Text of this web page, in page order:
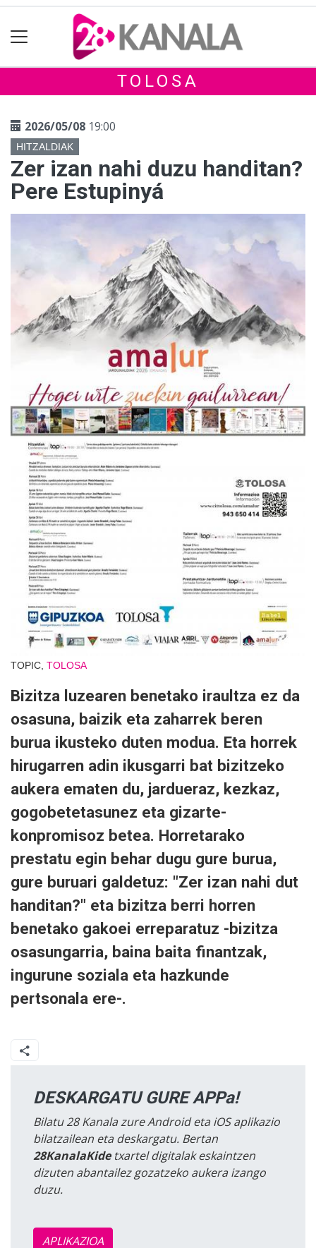
TOLOSA
2026/05/08 19:00
HITZALDIAK
Zer izan nahi duzu handitan?
Pere Estupinyá
TOPIC, TOLOSA
Bizitza luzearen benetako iraultza ez da
osasuna, baizik eta zaharrek beren
burua ikusteko duten modua. Eta horrek
hirugarren adin ikusgarri bat bizitzeko
aukera ematen du, jardueraz, kezkaz,
gogobetetasunez eta gizarte-
konpromisoz betea. Horretarako
prestatu egin behar dugu gure burua,
gure buruari galdetuz: "Zer izan nahi dut
handitan?" eta bizitza berri horren
benetako gakoei erreparatuz -bizitza
osasungarria, baina baita finantzak,
ingurune soziala eta hazkunde
pertsonala ere-.
DESKARGATU GURE APPa!
Bilatu 28 Kanala zure Android eta iOS aplikazio
bilatzailean eta deskargatu. Bertan
28KanalaKidetxartel digitalak eskaintzen
dizuten abantailez gozatzeko aukera izango
duzu.
APLIKAZIOA